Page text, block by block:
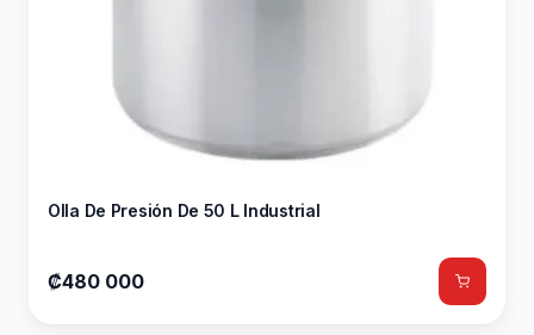
Olla De Presión De 50 L Industrial
₡480 000